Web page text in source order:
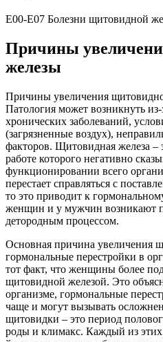
E00-E07 Болезни щитовидной
Причины
железы
Причины увеличения
Патология может возникнуть
хронических заболеваний,
(загрязненные воздух),
факторов. Щитовидная железа –
работе которого негативно
функционировании всего
перестает справляться с
то это приводит к
женщин и у мужчин возникают
детородным процессом.
Основная причина увеличения
гормональные перестройки в
тот факт, что женщины более
щитовидной железой. Это
организме, гормональные
чаще и могут вызывать
щитовидки – это период
роды и климакс. Каждый из